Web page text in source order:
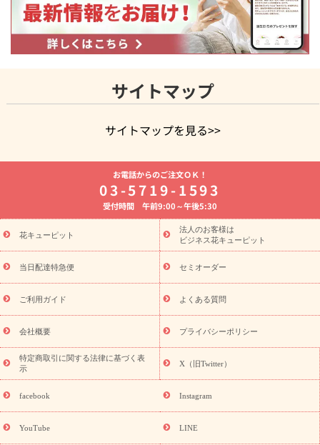
サイトマップ
サイトマップを見る>>
よく贈られる花
お祝いの花特集
誕生日フラワーギフト特集
8月の誕生花(トルコキキョウ)
開店・開業祝い
お供え・お悔やみ お供え・お悔やみの花
通夜・葬儀に贈る花 胡蝶蘭・花鉢
ーブドフラワー
季節のイベント
ひまわり ギフト・プレゼント
特集
お盆 花（新盆・初盆） 季節のイベント
お盆 花（新
盆・初盆）
お盆 花（新盆・初盆）
お盆・お供え 花とセットギ
フト
お盆・お供え プリザーブドフラワー
ひまわり ギフト・プ
レゼント特集
夏の花贈り・お中元・暑中見舞い 花のギフト特集
敬老の日におくる花ギフト・プレゼント特集
花ギフト・プレゼント特集
敬老の日 花のおすすめランキング
敬
老の日 花鉢植えのギフト・プレゼント特集
敬老の日 花とセットギ
フト・プレゼント特集
敬老の日の花 全てのギフト一覧
キャン
ペーン
映画『ウォーターガーディアンズ』コラボキャンペーン
「きょう誕生日なんです」キャンペーン
誕生日の花を探す
誕生日フラワーギフト 誕生日フラワーギフト特集
9月の誕生花(リンドウ)
お電話からのご注文ＯＫ！
03-5719-1593
受付時間 午前9:00～午後5:30
花キューピット
法人のお客様は
ビジネス花キューピット
当日配達特急便 セミオーダー
ご利用ガイド よくある質問
会社概要 プライバシーポリシー
特定商取引に関する法律に基づく表
示
X（旧Twitter）
facebook Instagram
YouTube LINE